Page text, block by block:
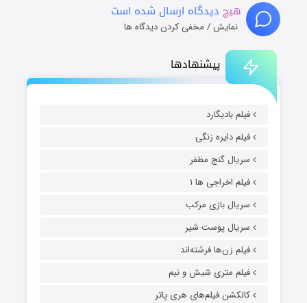
پیشنهادها
فیلم بادیگارد
فیلم دایره زنگی
سریال گنج مظفر
فیلم اخراجی ها ۱
سریال بازی مرکب
سریال پوست شیر
فیلم زن‌ها فرشته‌اند
فیلم متری شیش و نیم
کالکشن فیلم‌های هری پاتر
هیچ دیدگاه ارسال شده است
نمایش / مخفی کردن دیدگاه ها